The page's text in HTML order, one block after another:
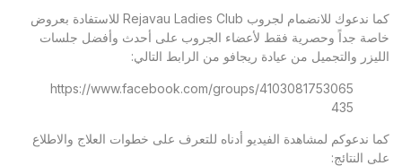
كما ندعوك للانضمام لجروب Rejavau Ladies Club للاستفادة بعروض
خاصة جداً وحصرية فقط لأعضاء الجروب على أحدث وأفضل جلسات
الليزر والتجميل من عيادة ريجافو من الرابط التالي:
https://www.facebook.com/groups/4103081753065
435
كما ندعوكم لمشاهدة الفيديو أدناه للتعرف على خطوات العلاج والاطلاع
على النتائج: